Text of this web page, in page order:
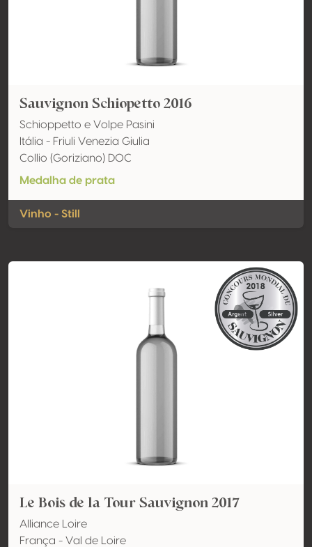
Sauvignon Schiopetto 2016
Schioppetto e Volpe Pasini
Itália - Friuli Venezia Giulia
Collio (Goriziano) DOC
Medalha de prata
Vinho - Still
Le Bois de la Tour Sauvignon 2017
Alliance Loire
França - Val de Loire